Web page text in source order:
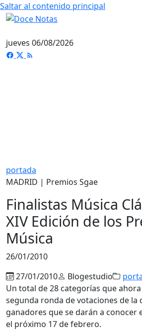
Saltar al contenido principal
jueves 06/08/2026
portada
MADRID | Premios Sgae
Finalistas Música
XIV Edición de los
Música
26/01/2010
27/01/2010
Blogestudio
Un total de 28 categorías que
segunda ronda de votaciones de la
ganadores que se darán a conocer
el próximo 17 de febrero.